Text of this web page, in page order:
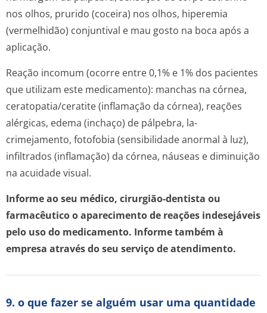
nos olhos, prurido (coceira) nos olhos, hiperemia
(vermelhidão) conjuntival e mau gosto na boca após a
aplicação.
Reação incomum (ocorre entre 0,1% e 1% dos pacientes
que utilizam este medicamento): manchas na córnea,
ceratopatia/ce­ratite (inflamação da córnea), reações
alérgicas, edema (inchaço) de pálpebra, la-
crimejamento, fotofobia (sensibilidade anormal à luz),
infiltrados (inflamação) da córnea, náuseas e diminuição
na acuidade visual.
Informe ao seu médico, cirurgião-dentista ou
farmacêutico o aparecimento de reações indesejáveis
pelo uso do medicamento. Informe também à
empresa através do seu serviço de atendimento.
9. o que fazer se alguém usar uma quantidade